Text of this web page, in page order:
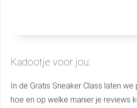
Kadootje voor jou:
In de Gratis Sneaker Class laten we
hoe en op welke manier je reviews